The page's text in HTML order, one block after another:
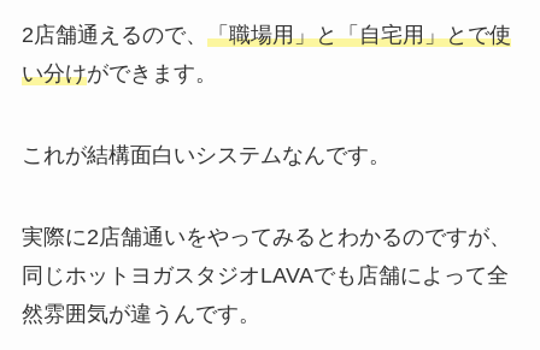
2店舗通えるので、 「職場用」と「自宅用」とで使
い分けができます。
これが結構面白いシステムなんです。
実際に2店舗通いをやってみるとわかるのですが、
同じホットヨガスタジオLAVAでも店舗によって全
然雰囲気が違うんです。